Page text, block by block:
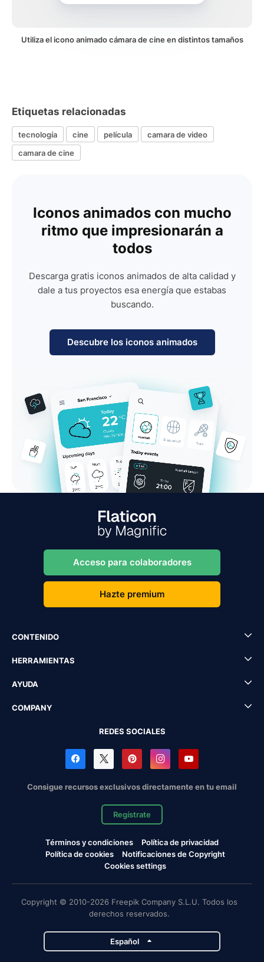
Utiliza el icono animado cámara de cine en distintos tamaños
Etiquetas relacionadas
tecnología cine película
camara de video
camara de cine
Iconos animados con mucho
ritmo que impresionarán a
todos
Descarga gratis iconos animados de alta calidad y
dale a tus proyectos esa energía que estabas
buscando.
Descubre los iconos animados
Acceso para colaboradores
Hazte premium
CONTENIDO
HERRAMIENTAS
AYUDA
COMPANY
REDES SOCIALES
Consigue recursos exclusivos directamente en tu email
Regístrate
Términos y condiciones
Política de privacidad
Política de cookies
Notificaciones de Copyright
Cookies settings
Copyright © 2010-2026 Freepik Company S.L.U. Todos los
derechos reservados.
Español